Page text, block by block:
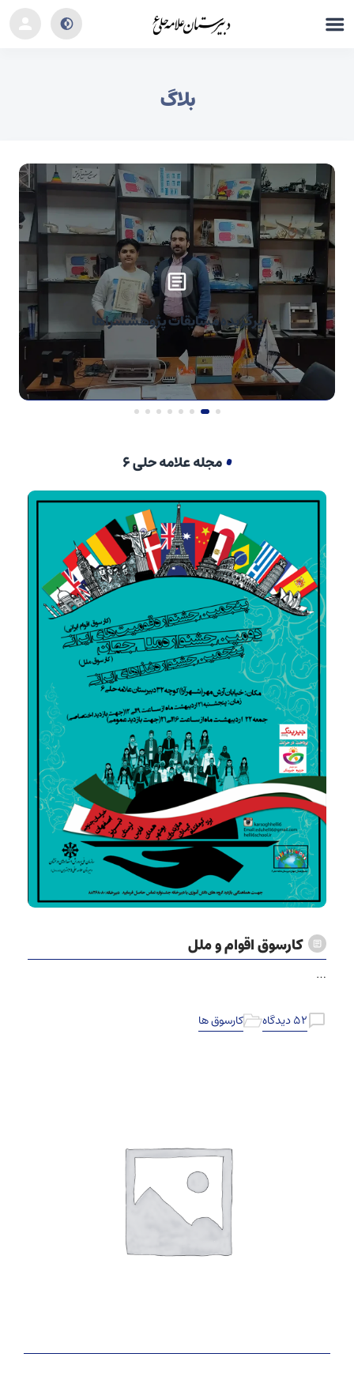
بلاگ
برگزیده مسابقات پژوهشسراها
مجله علامه حلی ۶
کارسوق اقوام و ملل
…
۵۲ دیدگاه کارسوق ها